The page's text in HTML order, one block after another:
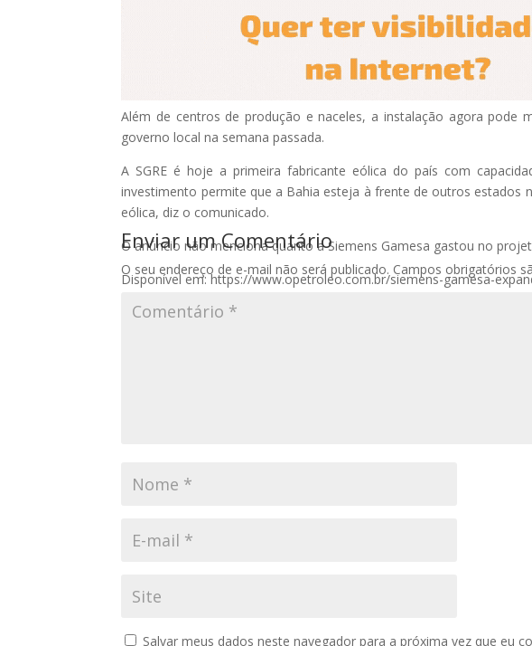
Além de centros de produção e naceles, a instalação agora pode
governo local na semana passada.
A SGRE é hoje a primeira fabricante eólica do país com
investimento permite que a Bahia esteja à frente de outros estados
eólica, diz o comunicado.
O anúncio não menciona quanto a Siemens Gamesa gastou no
Disponível em: https://www.opetroleo.com.br/siemens-gamesa-
Enviar um Comentário
O seu endereço de e-mail não será publicado. Campos obrigatórios
Salvar meus dados neste navegador para a próxima vez que eu